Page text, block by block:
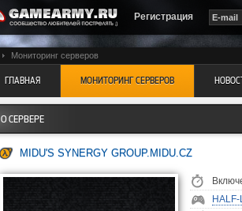
Регистрация
Мониторинг серверов
ГЛАВНАЯ МОНИТОРИНГ СЕРВЕРОВ
О СЕРВЕРЕ
MIDU'S SYNERGY GROUP.MIDU.CZ
HALF-